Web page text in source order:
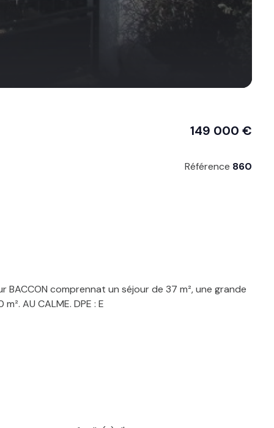
149 000 €
Référence 860
BACCON comprennat un séjour de 37 m², une grande
AU CALME. DPE : E